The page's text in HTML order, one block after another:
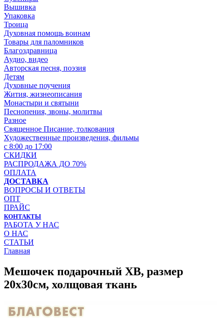
Вышивка
Упаковка
Троица
Духовная помощь воинам
Товары для паломников
Благоздравница
Аудио, видео
Авторская песня, поэзия
Детям
Духовные поучения
Жития, жизнеописания
Монастыри и святыни
Песнопения, звоны, молитвы
Разное
Священное Писание, толкования
Художественные произведения, фильмы
с 8:00 до 17:00
СКИДКИ
РАСПРОДАЖА ДО 70%
ОПЛАТА
ДОСТАВКА
ВОПРОСЫ И ОТВЕТЫ
ОПТ
ПРАЙС
КОНТАКТЫ
РАБОТА У НАС
О НАС
СТАТЬИ
Главная
Мешочек подарочный ХВ, размер
20х30см, холщовая ткань